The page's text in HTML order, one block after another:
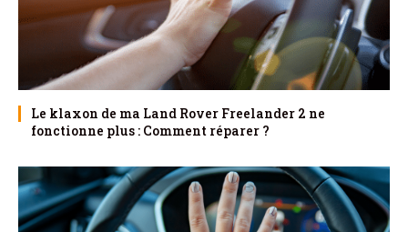
Le klaxon de ma Land Rover Freelander 2 ne
fonctionne plus : Comment réparer ?